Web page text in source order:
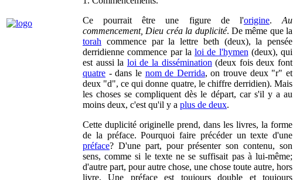
Ce pourrait être une figure de l'origine.Au
commencement, Dieu créa la duplicité. De même que la
torah commence par la lettre beth (deux), la pensée
derridienne commence par la loi de l'hymen (deux), qui
est aussi la loi de la dissémination (deux fois deux font
quatre - dans le nom de Derrida, on trouve deux "r" et
deux "d", ce qui donne quatre, le chiffre derridien). Mais
les choses se compliquent dès le départ, car s'il y a au
moins deux, c'est qu'il y a plus de deux.
Cette duplicité originelle prend, dans les livres, la forme
de la préface. Pourquoi faire précéder un texte d'une
préface? D'une part, pour présenter son contenu, son
sens, comme si le texte ne se suffisait pas à lui-même;
d'autre part, pour autre chose, une chose toute autre, hors
livre. Une préface est toujours double et toujours